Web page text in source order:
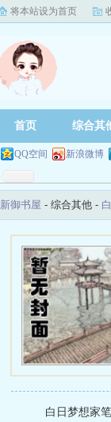
将本站设为首页
首页 综合其
QQ空间 新浪微博
新御书屋 - 综合其他 -
白日梦想家